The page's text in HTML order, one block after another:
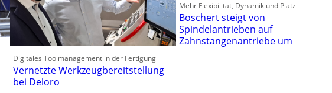
Digitales Toolmanagement in der Fertigung
Vernetzte Werkzeugbereitstellung
bei Deloro
Mehr Flexibilität, Dynamik und Platz
Boschert steigt von
Spindelantrieben auf
Zahnstangenantriebe um